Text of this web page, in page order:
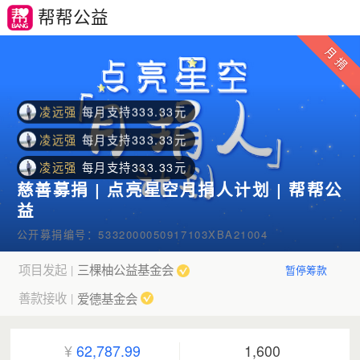
帮帮公益
凌远强
每月支持333.33元
每月支持333.33元
每月支持333.33元
凌远强 每月支持333.33元
凌远强 每月支持333.33元
凌远强 每月支持333.33元
凌远强 每月支持333.33元
每月支持333.33元
凌远强 每月支持333.33元
凌远强 每月支持333.33元
杨晨曦 每月支持200.00元
慈善募捐 | 点亮星空月捐人计划 | 帮帮公
益
公开募捐编号：5332000050917103XBA21004
项目发起 | 三棵柚公益基金会 暂停筹款
善款接收 | 爱德基金会
¥62,787.99 1,600